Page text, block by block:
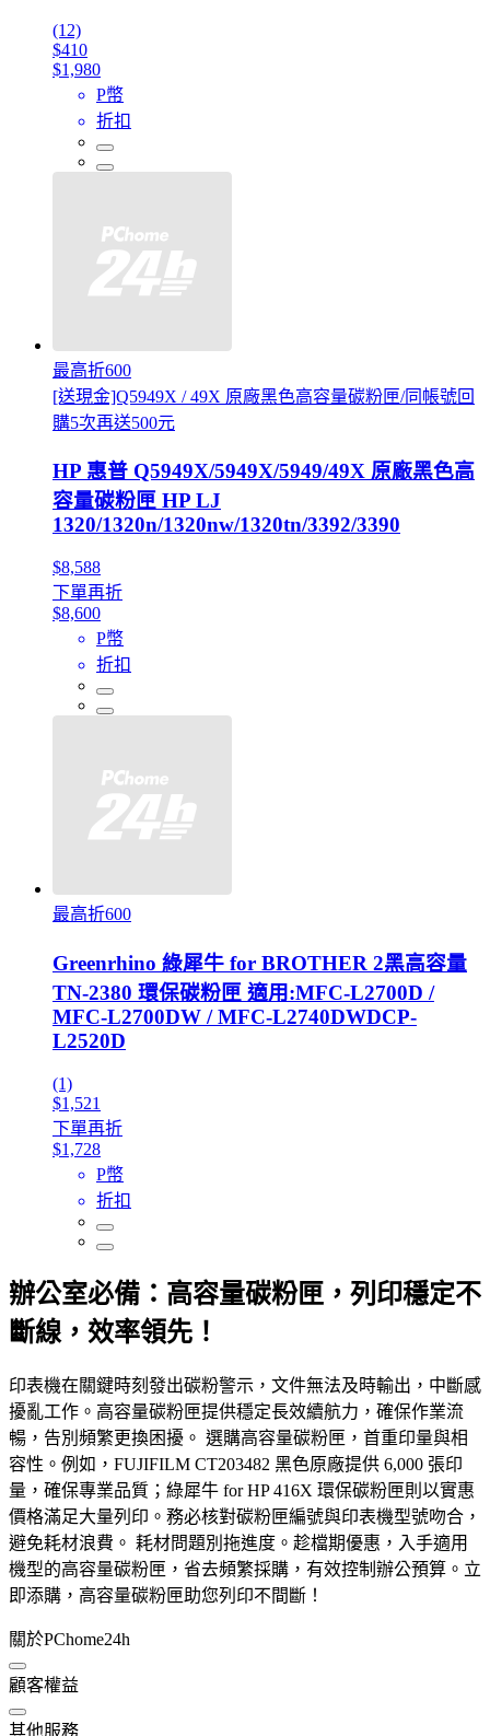
(12)
$410
$1,980
P幣
折扣
最高折600
[送現金]Q5949X / 49X 原廠黑色高容量碳粉匣/同帳號回
購5次再送500元
HP 惠普 Q5949X/5949X/5949/49X 原廠黑色高
容量碳粉匣 HP LJ
1320/1320n/1320nw/1320tn/3392/3390
$8,588
下單再折
$8,600
P幣
折扣
最高折600
Greenrhino 綠犀牛 for BROTHER 2黑高容量
TN-2380 環保碳粉匣 適用:MFC-L2700D /
MFC-L2700DW / MFC-L2740DWDCP-
L2520D
(1)
$1,521
下單再折
$1,728
P幣
折扣
辦公室必備：高容量碳粉匣，列印穩定不
斷線，效率領先！
印表機在關鍵時刻發出碳粉警示，文件無法及時輸出，中斷感
擾亂工作。高容量碳粉匣提供穩定長效續航力，確保作業流
暢，告別頻繁更換困擾。 選購高容量碳粉匣，首重印量與相
容性。例如，FUJIFILM CT203482 黑色原廠提供 6,000 張印
量，確保專業品質；綠犀牛 for HP 416X 環保碳粉匣則以實惠
價格滿足大量列印。務必核對碳粉匣編號與印表機型號吻合，
避免耗材浪費。 耗材問題別拖進度。趁檔期優惠，入手適用
機型的高容量碳粉匣，省去頻繁採購，有效控制辦公預算。立
即添購，高容量碳粉匣助您列印不間斷！
關於PChome24h
顧客權益
其他服務